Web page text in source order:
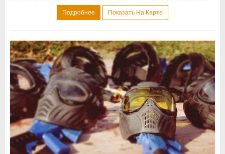
Подробнее Показать На Карте